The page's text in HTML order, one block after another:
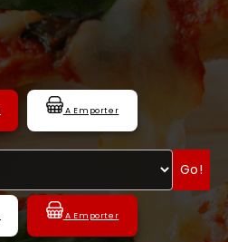
A Emporter
Go!
A Emporter